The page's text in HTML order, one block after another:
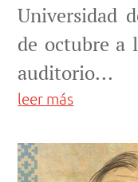
Universidad
de octubre a
auditorio...
leer más